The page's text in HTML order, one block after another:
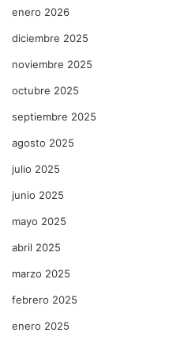
enero 2026
diciembre 2025
noviembre 2025
octubre 2025
septiembre 2025
agosto 2025
julio 2025
junio 2025
mayo 2025
abril 2025
marzo 2025
febrero 2025
enero 2025